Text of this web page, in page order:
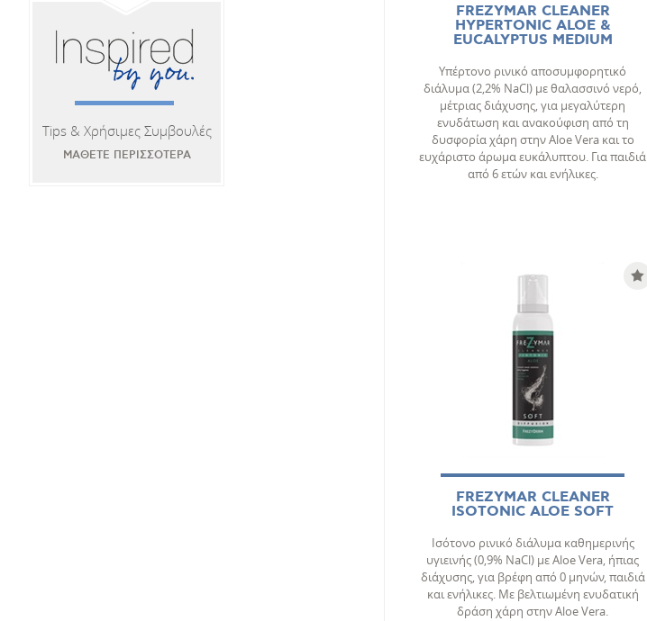
FREZYMAR CLEANER
HYPERTONIC ALOE &
EUCALYPTUS MEDIUM
Υπέρτονο ρινικό αποσυμφορητικό
διάλυμα (2,2% NaCl) με θαλασσινό νερό,
μέτριας διάχυσης, για µεγαλύτερη
ενυδάτωση και ανακούφιση από τη
δυσφορία χάρη στην Aloe Vera και το
ευχάριστο άρωµα ευκάλυπτου. Για παιδιά
από 6 ετών και ενήλικες.
FREZYMAR CLEANER
ISOTONIC ALOE SOFT
Ισότονο ρινικό διάλυμα καθημερινής
υγιεινής (0,9% NaCl) με Aloe Vera, ήπιας
διάχυσης, για βρέφη από 0 μηνών, παιδιά
και ενήλικες. Mε βελτιωμένη ενυδατική
δράση χάρη στην Aloe Vera.
Tips & Χρήσιμες Συμβουλές
ΜΑΘΕΤΕ ΠΕΡΙΣΣΟΤΕΡΑ